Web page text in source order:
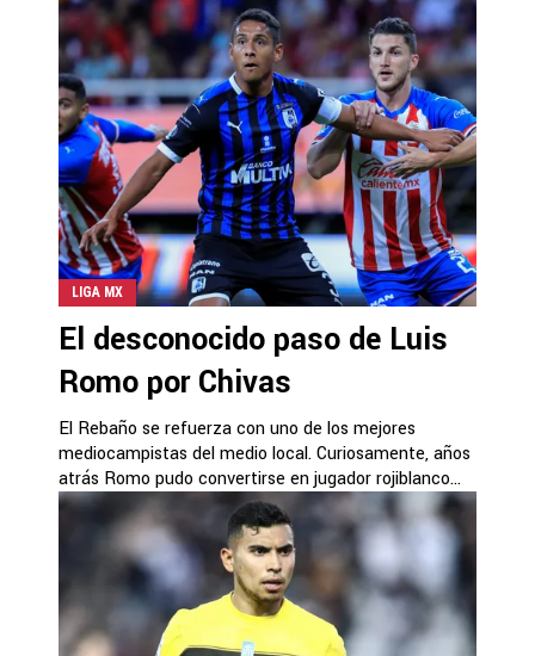
LIGA MX
El desconocido paso de Luis
Romo por Chivas
El Rebaño se refuerza con uno de los mejores
mediocampistas del medio local. Curiosamente, años
atrás Romo pudo convertirse en jugador rojiblanco...